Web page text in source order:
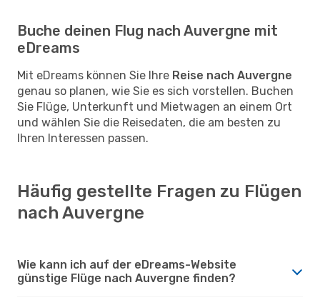
Buche deinen Flug nach Auvergne mit
eDreams
Mit eDreams können Sie Ihre Reise nach Auvergne
genau so planen, wie Sie es sich vorstellen. Buchen
Sie Flüge, Unterkunft und Mietwagen an einem Ort
und wählen Sie die Reisedaten, die am besten zu
Ihren Interessen passen.
Häufig gestellte Fragen zu Flügen
nach Auvergne
Wie kann ich auf der eDreams-Website
günstige Flüge nach Auvergne finden?